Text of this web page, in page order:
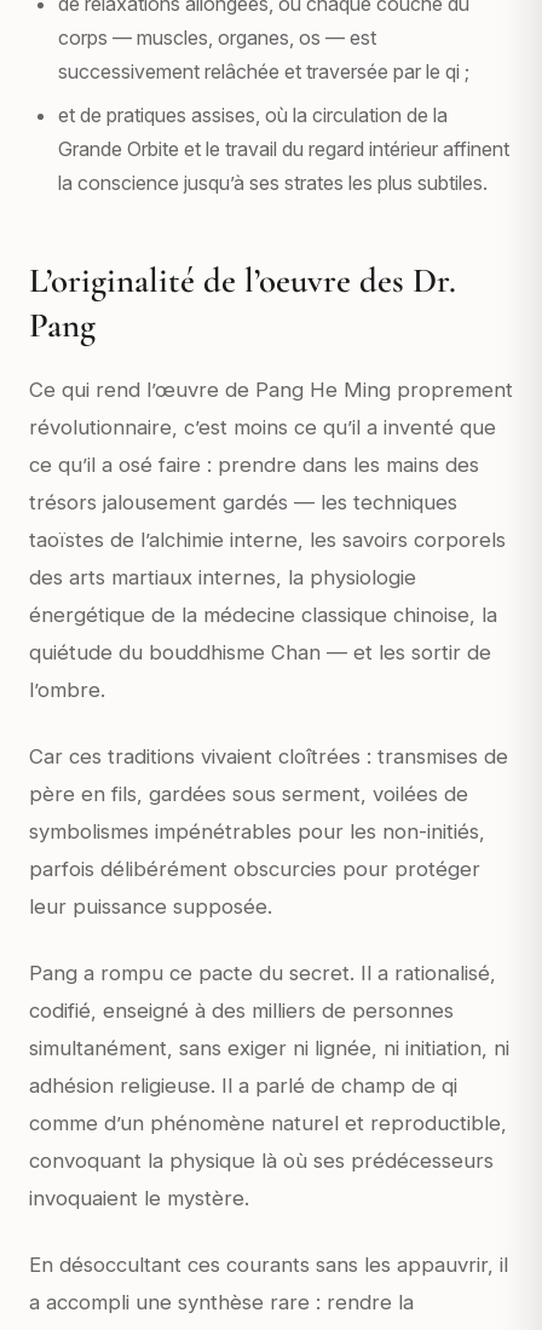
corps — muscles, organes, os — est
successivement relâchée et traversée par le qi ;
et de pratiques assises, où la circulation de la
Grande Orbite et le travail du regard intérieur affinent
la conscience jusqu’à ses strates les plus subtiles.
L’originalité de l’oeuvre des Dr.
Pang
Ce qui rend l’œuvre de Pang He Ming proprement
révolutionnaire, c’est moins ce qu’il a inventé que
ce qu’il a osé faire : prendre dans les mains des
trésors jalousement gardés — les techniques
taoïstes de l’alchimie interne, les savoirs corporels
des arts martiaux internes, la physiologie
énergétique de la médecine classique chinoise, la
quiétude du bouddhisme Chan — et les sortir de
l’ombre.
Car ces traditions vivaient cloîtrées : transmises de
père en fils, gardées sous serment, voilées de
symbolismes impénétrables pour les non-initiés,
parfois délibérément obscurcies pour protéger
leur puissance supposée.
Pang a rompu ce pacte du secret. Il a rationalisé,
codifié, enseigné à des milliers de personnes
simultanément, sans exiger ni lignée, ni initiation, ni
adhésion religieuse. Il a parlé de champ de qi
comme d’un phénomène naturel et reproductible,
convoquant la physique là où ses prédécesseurs
invoquaient le mystère.
En désoccultant ces courants sans les appauvrir, il
a accompli une synthèse rare : rendre la